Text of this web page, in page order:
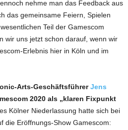
nehme man das Feedback aus
das gemeinsame Feiern, Spielen
Teil der Gamescom
wir uns jetzt schon darauf, wenn wir
Erlebnis hier in Köln und im
Arts-GeschäftsführerJens
2020 als „klaren Fixpunkt
Kölner Niederlassung hatte sich bei
die Eröffnungs-Show Gamescom: